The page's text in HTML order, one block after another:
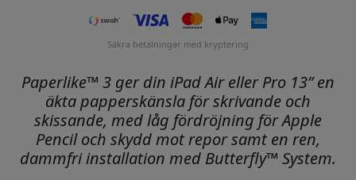
Säkra betalningar med kryptering
Paperlike™ 3 ger din iPad Air eller Pro 13” en
äkta papperskänsla för skrivande och
skissande, med låg fördröjning för Apple
Pencil och skydd mot repor samt en ren,
dammfri installation med Butterfly™ System.